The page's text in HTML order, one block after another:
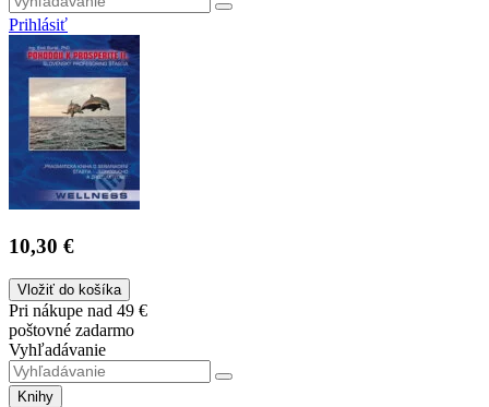
Prihlásiť
10,30 €
Vložiť do košíka
Pri nákupe nad 49 €
poštovné zadarmo
Vyhľadávanie
Knihy